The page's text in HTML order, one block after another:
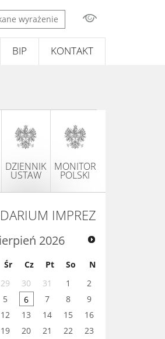
BIP KONTAKT
DZIENNIK
USTAW
MONITOR
POLSKI
IMPREZ
2026
Śr Cz Pt So
N
29 30 31 1
2
5 6 7 8
9
12 13 14 15
16
19 20 21 22
23